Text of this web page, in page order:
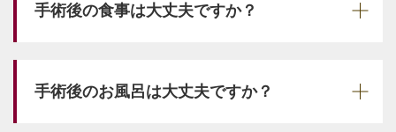
手術後の食事は大丈夫ですか？
手術後のお風呂は大丈夫ですか？